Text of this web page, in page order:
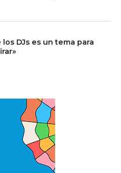
los DJs es un tema para